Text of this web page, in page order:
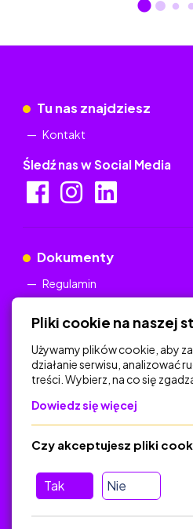
Tu nas znajdziesz
Kontakt
Śledź nas w Social Media
Dokumenty
Regulamin
Na skróty
Polityka Prywatności
Regulamin
O platformie
Baza materiałów
Jak zostać autorem
FAQ
Pliki cookie na naszej
Używamy plików cookie, aby
działanie serwisu, analizować
treści. Wybierz, na co się
Dowiedz się więcej
Tak Nie
Czy akceptujesz pliki